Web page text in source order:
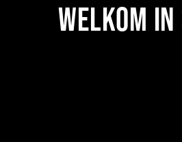
WELKOM IN